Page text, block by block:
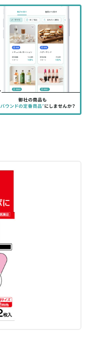
記
事
を
購
読
す
る
マ
ガ
登
録
す
る